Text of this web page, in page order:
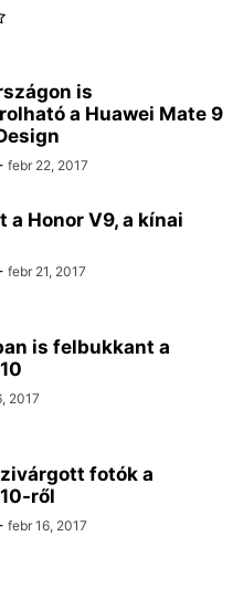
is
a Huawei Mate 9
febr 22, 2017
a Honor V9, a kínai
febr 21, 2017
is felbukkant a
2017
fotók a
ről
febr 16, 2017